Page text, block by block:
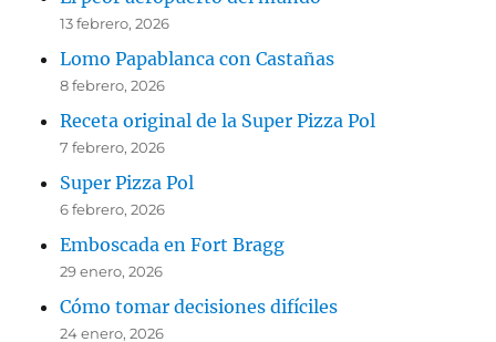
13 febrero, 2026
Lomo Papablanca con Castañas
8 febrero, 2026
Receta original de la Super Pizza Pol
7 febrero, 2026
Super Pizza Pol
6 febrero, 2026
Emboscada en Fort Bragg
29 enero, 2026
Cómo tomar decisiones difíciles
24 enero, 2026